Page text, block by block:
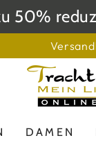
DAMEN